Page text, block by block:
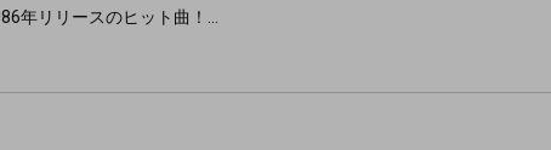
年リリースのヒット曲！
「天城越え」
であるテイチクエンタテインメントのディレク